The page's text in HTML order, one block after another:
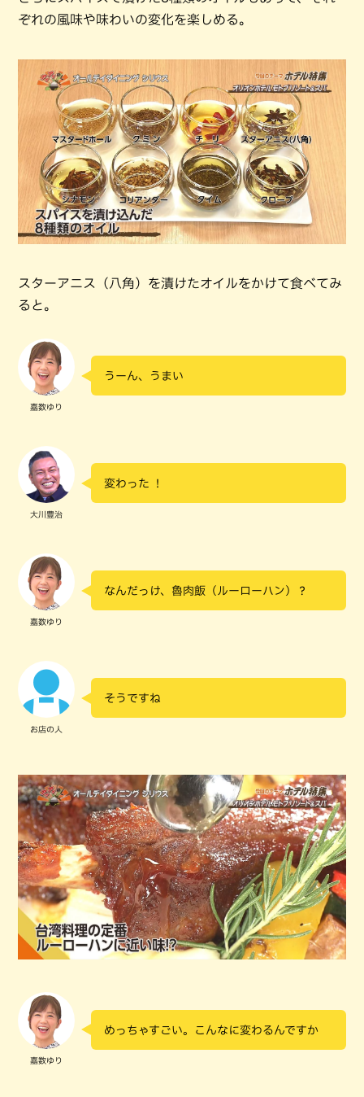
ぞれの風味や味わいの変化を楽しめる。
スターアニス（八角）を漬けたオイルをかけて食べてみ
ると。
嘉数ゆり
うーん、うまい
大川豊治
変わった ！
嘉数ゆり
なんだっけ、魯肉飯（ルーローハン）？
お店の人
そうですね
嘉数ゆり
めっちゃすごい。こんなに変わるんですか